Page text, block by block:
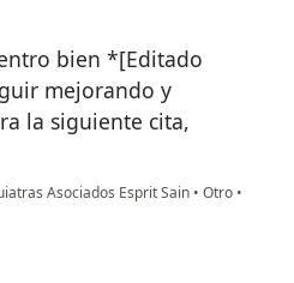
bien *[Editado
mejorando y
la siguiente cita,
Asociados Esprit Sain • Otro •